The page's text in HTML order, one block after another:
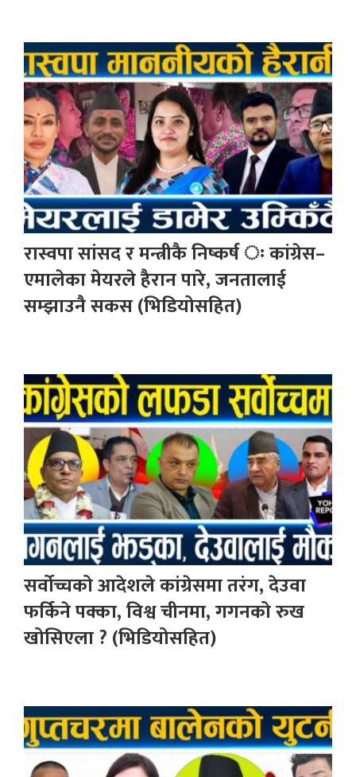
रास्वपा सांसद र मन्त्रीकै निष्कर्ष ः कांग्रेस–
एमालेका मेयरले हैरान पारे, जनतालाई
सम्झाउनै सकस (भिडियोसहित)
सर्वोच्चको आदेशले कांग्रेसमा तरंग, देउवा
फर्किने पक्का, विश्व चीनमा, गगनको रुख
खोसिएला ? (भिडियोसहित)